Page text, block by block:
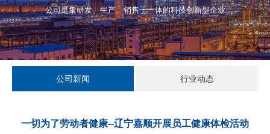
公司是集研发、生产、销售于一体的科技创新型企业
公司新闻 行业动态
一切为了劳动者健康--辽宁嘉顺开展员工健康体检活动